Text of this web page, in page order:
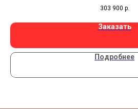
303 900 р.
Заказать
Подробнее